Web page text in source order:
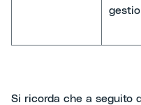
Si ricorda che a seguito